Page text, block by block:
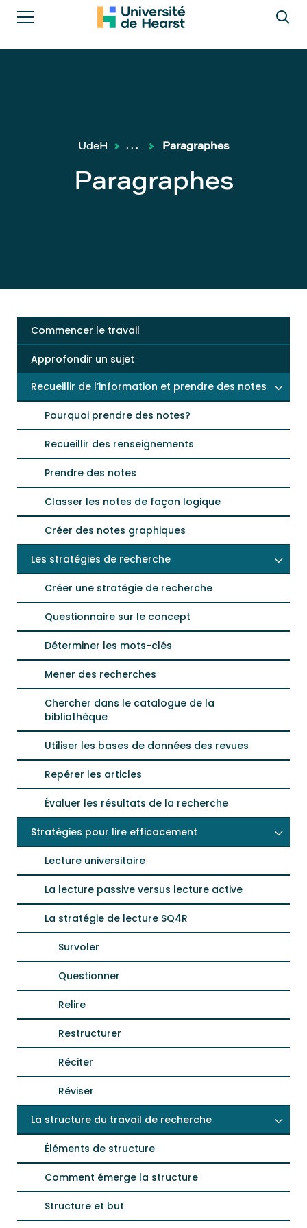
Paragraphes
UdeH ... Paragraphes
Commencer le travail
Approfondir un sujet
Recueillir de l’information et prendre des notes
Pourquoi prendre des notes?
Recueillir des renseignements
Prendre des notes
Classer les notes de façon logique
Créer des notes graphiques
Les stratégies de recherche
Créer une stratégie de recherche
Questionnaire sur le concept
Déterminer les mots-clés
Mener des recherches
Chercher dans le catalogue de la
bibliothèque
Utiliser les bases de données des revues
Repérer les articles
Évaluer les résultats de la recherche
Stratégies pour lire efficacement
Lecture universitaire
La lecture passive versus lecture active
La stratégie de lecture SQ4R
Survoler
Questionner
Relire
Restructurer
Réciter
Réviser
La structure du travail de recherche
Éléments de structure
Comment émerge la structure
Structure et but